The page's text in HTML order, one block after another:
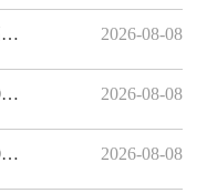
同样发一条信息为什么别人曝光高？20个免费发布网站技巧揭秘，易发布网帮您获客 2026-08-08
免费发广告还能有这么大曝光？20个分类信息平台实测对比，易发布网排名靠前 2026-08-08
一条信息发出去被20万人看到！20个免费发布供求信息的网站整理好了，易发布网曝光... 2026-08-08